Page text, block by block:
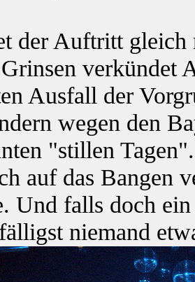
der Auftritt
verkündet
Ausfall der
wegen den
"stillen
auf das Bangen
Und falls doch
niemand